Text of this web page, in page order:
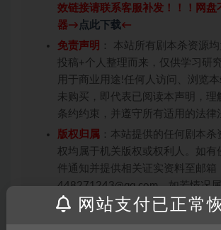
效链接请联系客服补发！！！网盘
器→ 点此下载←
免责声明 ： 本站所有剧本杀资源
投稿+个人整理而来，仅供学习研
用于商业用途!任何人访问、浏览
未购买，即代表已阅读本声明，理
条约约束，并遵守所有适用的法律
版权归属 ：本站提供的任何剧本杀
权均属于机关版权或权利人。如有
件通知并提供相关证实资料至邮箱
448271243@qq.com，如若情况
会在三天内下架相关剧本攻略。
网站支付已正常